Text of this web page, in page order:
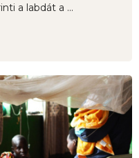
a labdát a ...